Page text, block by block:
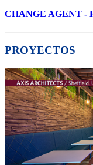
CHANGE AGENT -
PROYECTOS